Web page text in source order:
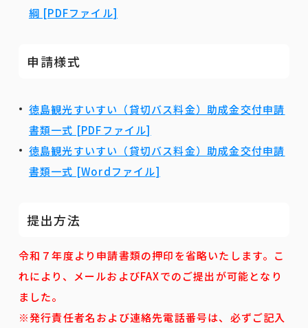
綱 [PDFファイル]
申請様式
徳島観光すいすい（貸切バス料金）助成金交付申請
書類一式 [PDFファイル]
徳島観光すいすい（貸切バス料金）助成金交付申請
書類一式 [Wordファイル]
提出方法
令和７年度より申請書類の押印を省略いたします。こ
れにより、メールおよびFAXでのご提出が可能となり
ました。
※発行責任者名および連絡先電話番号は、必ずご記入